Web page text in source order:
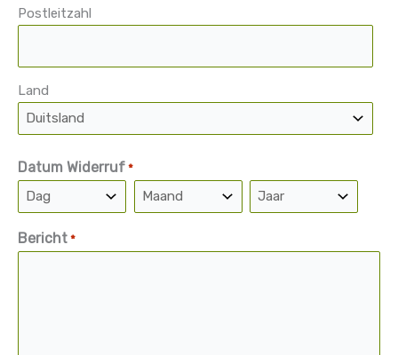
Postleitzahl
Land
Datum Widerruf *
Dag Maand Jaar
Bericht *